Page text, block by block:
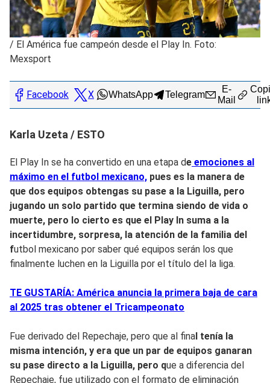
/ El América fue campeón desde el Play In. Foto:
Mexsport
Facebook X WhatsApp Telegram
E-
Mail
Karla Uzeta / ESTO
El Play In se ha convertido en una etapa de emociones al
máximo en el futbol mexicano, pues es la manera de
que dos equipos obtengas su pase a la Liguilla, pero
jugando un solo partido que termina siendo de vida o
muerte, pero lo cierto es que el Play In suma a la
incertidumbre, sorpresa, la atención de la familia del
futbol mexicano por saber qué equipos serán los que
finalmente luchen en la Liguilla por el título del la liga.
TE GUSTARÍA: América anuncia la primera baja de cara
al 2025 tras obtener el Tricampeonato
Fue derivado del Repechaje, pero que al final tenía la
misma intención, y era que un par de equipos ganaran
su pase directo a la Liguilla, pero que a diferencia del
Repechaje, fue utilizado con el formato de eliminación